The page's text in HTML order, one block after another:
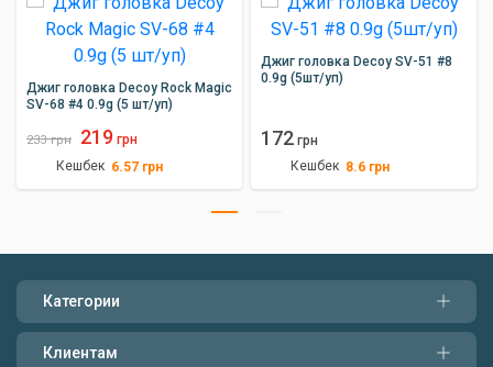
Джиг головка Decoy Rock Magic
SV-68 #4 0.9g (5 шт/уп)
233 грн 219 грн
Кешбек 6.57 грн
Джиг головка Decoy SV-51 #8
0.9g (5шт/уп)
172 грн
Кешбек 8.6 грн
Категории
Клиентам